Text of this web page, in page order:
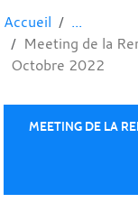
Accueil
Meeting de la
Octobre 2022
MEETING DE LA